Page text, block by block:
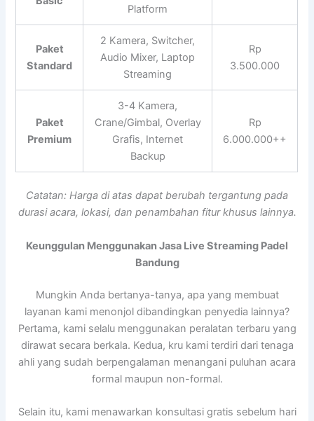
Platform
Paket
Standard
2 Kamera, Switcher,
Audio Mixer, Laptop
Streaming
Rp
3.500.000
Paket
Premium
3-4 Kamera,
Crane/Gimbal, Overlay
Grafis, Internet
Backup
Rp
6.000.000++
Catatan: Harga di atas dapat berubah tergantung pada
durasi acara, lokasi, dan penambahan fitur khusus lainnya.
Keunggulan Menggunakan Jasa Live Streaming Padel
Bandung
Mungkin Anda bertanya-tanya, apa yang membuat
layanan kami menonjol dibandingkan penyedia lainnya?
Pertama, kami selalu menggunakan peralatan terbaru yang
dirawat secara berkala. Kedua, kru kami terdiri dari tenaga
ahli yang sudah berpengalaman menangani puluhan acara
formal maupun non-formal.
Selain itu, kami menawarkan konsultasi gratis sebelum hari